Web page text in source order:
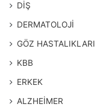
DİŞ
DERMATOLOJİ
GÖZ HASTALIKLARI
KBB
ERKEK
ALZHEİMER